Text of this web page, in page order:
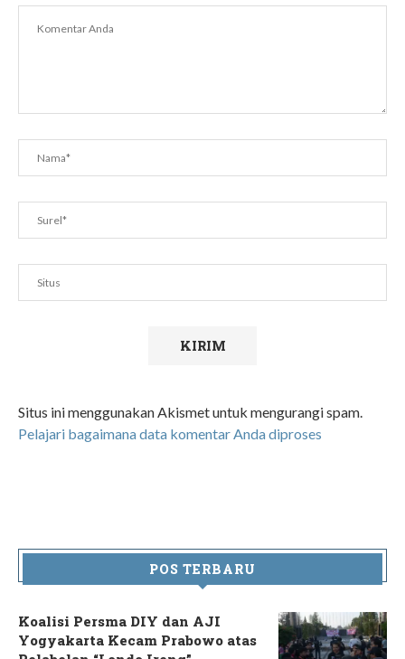
Situs ini menggunakan Akismet untuk mengurangi spam.
Pelajari bagaimana data komentar Anda diproses
POS TERBARU
Koalisi Persma DIY dan AJI
Yogyakarta Kecam Prabowo atas